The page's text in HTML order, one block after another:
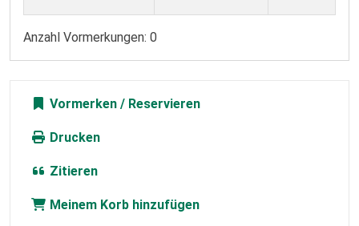
Anzahl Vormerkungen: 0
Vormerken
Drucken
Zitieren
Meinem Korb hinzufügen